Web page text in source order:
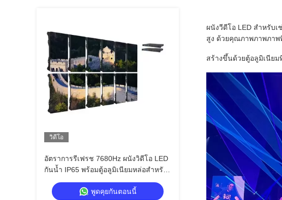
วิดีโอ
อัตราการรีเฟรช 7680Hz ผนังวิดีโอ LED
กันน้ำ IP65 พร้อมตู้อลูมิเนียมหล่อสำหรับ
งานระดับมืออาชีพ
พูดคุยกันตอนนี้
ผนังวีดีโอ LED สําหรับ
สูง ด้วยคุณภาพภาพภาพ
สร้างขึ้นด้วยตู้อลูมิเนีย